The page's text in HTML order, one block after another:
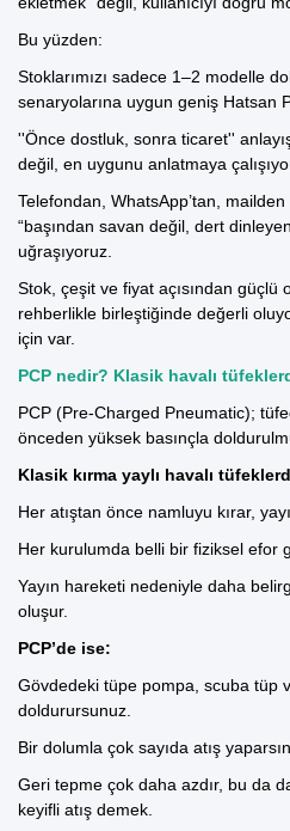
Bu yüzden:
Stoklarımızı sadece 1–2 modelle
senaryolarına uygun geniş Hatsan
''Önce dostluk, sonra ticaret''
değil, en uygunu anlatmaya
Telefondan WhatsApp’tan mailden
“başından savan değil, dert
uğraşıyoruz.
Stok, çeşit ve fiyat açısından güçlü
rehberlikle birleştiğinde değerli
için var.
PCP nedir? Klasik havalı
PCP (Pre-Charged Pneumatic);
önceden yüksek basınçla
Klasik kırma yaylı havalı
Her atıştan önce namluyu kırar, yayı
Her kurulumda belli bir fiziksel efor
Yayın hareketi nedeniyle daha
oluşur.
PCP’de ise:
Gövdedeki tüpe pompa, scuba tüp
doldurursunuz.
Bir dolumla çok sayıda atış
Geri tepme çok daha azdır, bu da
keyifli atış demek.